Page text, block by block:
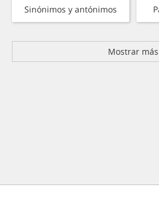
Sinónimos y antónimos
Mostrar más